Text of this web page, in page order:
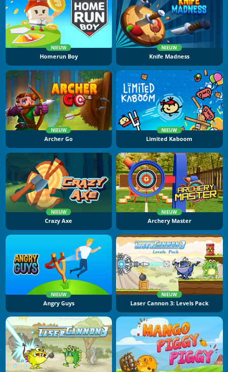
NIEUW
Homerun Boy
NIEUW
Knife Madness
NIEUW
Archer Go
NIEUW
Limited Kaboom
NIEUW
Crazy Axe
NIEUW
Archery Master
NIEUW
Angry Guys
NIEUW
Laser Cannon 3: Levels Pack